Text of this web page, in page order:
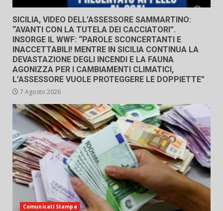
SICILIA, VIDEO DELL’ASSESSORE SAMMARTINO:
“AVANTI CON LA TUTELA DEI CACCIATORI”.
INSORGE IL WWF: “PAROLE SCONCERTANTI E
INACCETTABILI! MENTRE IN SICILIA CONTINUA LA
DEVASTAZIONE DEGLI INCENDI E LA FAUNA
AGONIZZA PER I CAMBIAMENTI CLIMATICI,
L’ASSESSORE VUOLE PROTEGGERE LE DOPPIETTE”
7 Agosto 2026
Comunicati Stampa